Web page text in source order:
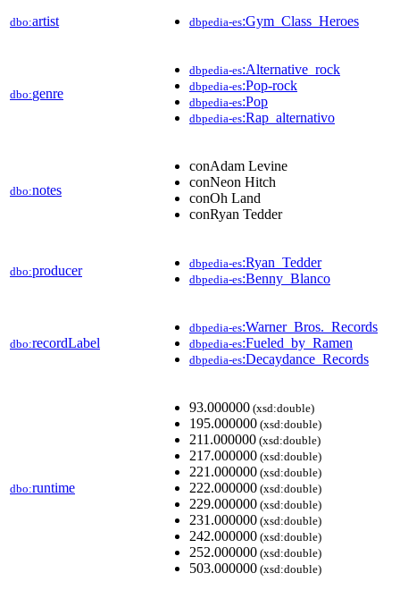
dbo:artist dbpedia-es:Gym_Class_Heroes
dbo:genre
dbpedia-es:Alternative_rock
dbpedia-es:Pop-rock
dbpedia-es:Pop
dbpedia-es:Rap_alternativo
dbo:notes
conAdam Levine
conNeon Hitch
conOh Land
conRyan Tedder
dbo:producer dbpedia-es:Ryan_Tedder
dbpedia-es:Benny_Blanco
dbo:recordLabel
dbpedia-es:Warner_Bros._Records
dbpedia-es:Fueled_by_Ramen
dbpedia-es:Decaydance_Records
dbo:runtime
93.000000 (xsd:double)
195.000000 (xsd:double)
211.000000 (xsd:double)
217.000000 (xsd:double)
221.000000 (xsd:double)
222.000000 (xsd:double)
229.000000 (xsd:double)
231.000000 (xsd:double)
242.000000 (xsd:double)
252.000000 (xsd:double)
503.000000 (xsd:double)